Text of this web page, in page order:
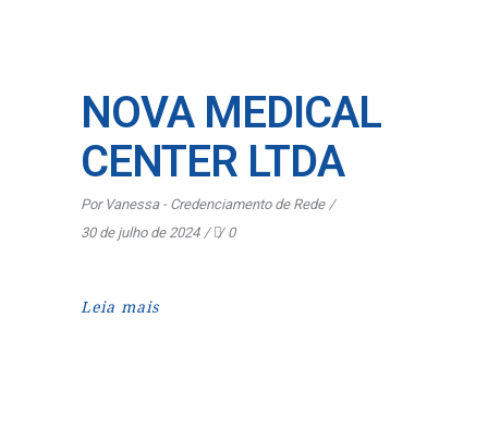
NOVA MEDICAL
CENTER LTDA
Por Vanessa - Credenciamento de Rede
30 de julho de 2024
0
Leia mais